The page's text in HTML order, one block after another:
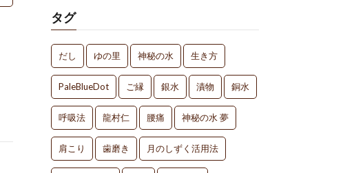
タグ
だし ゆの里 神秘の水 生き方
PaleBlueDot ご縁 銀水 漬物 銅水
呼吸法 龍村仁 腰痛 神秘の水 夢
肩こり 歯磨き 月のしずく活用法